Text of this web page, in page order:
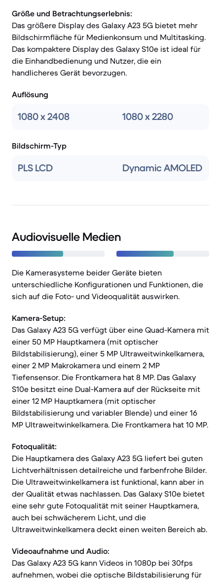
Größe und Betrachtungserlebnis:
Das größere Display des Galaxy A23 5G bietet mehr
Bildschirmfläche für Medienkonsum und Multitasking.
Das kompaktere Display des Galaxy S10e ist ideal für
die Einhandbedienung und Nutzer, die ein
handlicheres Gerät bevorzugen.
Auflösung
1080 x 2408 1080 x 2280
Bildschirm-Typ
PLS LCD Dynamic AMOLED
Audiovisuelle Medien
Die Kamerasysteme beider Geräte bieten
unterschiedliche Konfigurationen und Funktionen, die
sich auf die Foto- und Videoqualität auswirken.
Kamera-Setup:
Das Galaxy A23 5G verfügt über eine Quad-Kamera mit
einer 50 MP Hauptkamera (mit optischer
Bildstabilisierung), einer 5 MP Ultraweitwinkelkamera,
einer 2 MP Makrokamera und einem 2 MP
Tiefensensor. Die Frontkamera hat 8 MP. Das Galaxy
S10e besitzt eine Dual-Kamera auf der Rückseite mit
einer 12 MP Hauptkamera (mit optischer
Bildstabilisierung und variabler Blende) und einer 16
MP Ultraweitwinkelkamera. Die Frontkamera hat 10 MP.
Fotoqualität:
Die Hauptkamera des Galaxy A23 5G liefert bei guten
Lichtverhältnissen detailreiche und farbenfrohe Bilder.
Die Ultraweitwinkelkamera ist funktional, kann aber in
der Qualität etwas nachlassen. Das Galaxy S10e bietet
eine sehr gute Fotoqualität mit seiner Hauptkamera,
auch bei schwächerem Licht, und die
Ultraweitwinkelkamera deckt einen weiten Bereich ab.
Videoaufnahme und Audio:
Das Galaxy A23 5G kann Videos in 1080p bei 30fps
aufnehmen, wobei die optische Bildstabilisierung für